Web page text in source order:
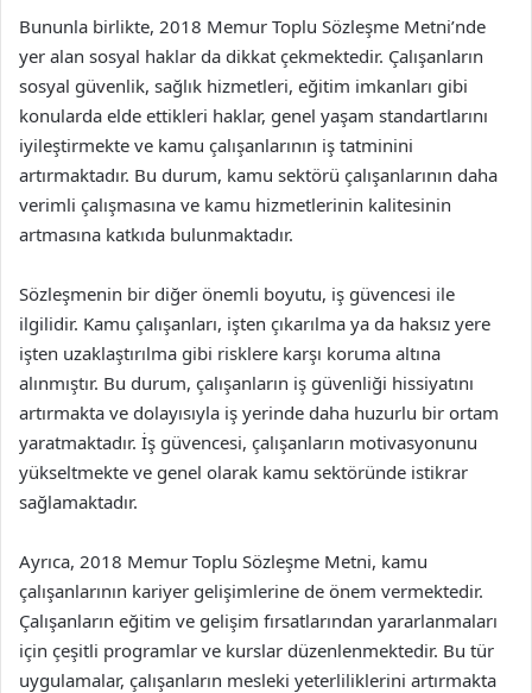
Bununla birlikte, 2018 Memur Toplu Sözleşme Metni’nde
yer alan sosyal haklar da dikkat çekmektedir. Çalışanların
sosyal güvenlik, sağlık hizmetleri, eğitim imkanları gibi
konularda elde ettikleri haklar, genel yaşam standartlarını
iyileştirmekte ve kamu çalışanlarının iş tatminini
artırmaktadır. Bu durum, kamu sektörü çalışanlarının daha
verimli çalışmasına ve kamu hizmetlerinin kalitesinin
artmasına katkıda bulunmaktadır.
Sözleşmenin bir diğer önemli boyutu, iş güvencesi ile
ilgilidir. Kamu çalışanları, işten çıkarılma ya da haksız yere
işten uzaklaştırılma gibi risklere karşı koruma altına
alınmıştır. Bu durum, çalışanların iş güvenliği hissiyatını
artırmakta ve dolayısıyla iş yerinde daha huzurlu bir ortam
yaratmaktadır. İş güvencesi, çalışanların motivasyonunu
yükseltmekte ve genel olarak kamu sektöründe istikrar
sağlamaktadır.
Ayrıca, 2018 Memur Toplu Sözleşme Metni, kamu
çalışanlarının kariyer gelişimlerine de önem vermektedir.
Çalışanların eğitim ve gelişim fırsatlarından yararlanmaları
için çeşitli programlar ve kurslar düzenlenmektedir. Bu tür
uygulamalar, çalışanların mesleki yeterliliklerini artırmakta